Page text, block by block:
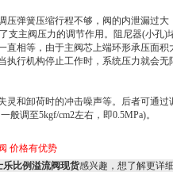
弹簧压缩行程不够，阀的内泄漏过大
支主阀压力的调节作用。阻尼器(小孔)
相等，由于主阀芯上端环形承压面
行机构停止工作时，系统压力就会
和卸荷时的冲击噪声等。后者可通
调至5kgf/cm2左右，即0.5MPa)。
价格有优势
比例溢流阀现货感兴趣，想了解更详